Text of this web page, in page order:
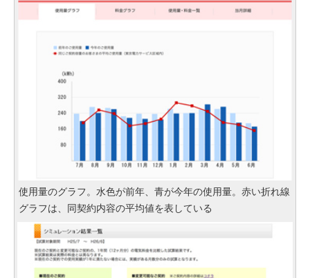
使用量のグラフ。水色が前年、青が今年の使用量。赤い折れ線
グラフは、同契約内容の平均値を表している